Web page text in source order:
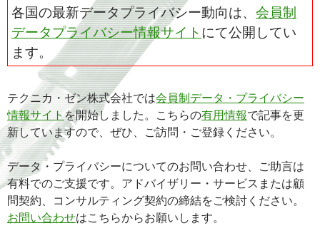
プ
各国の最新データプライバシー動向は、 会員制
データプライバシー情報サイト にて公開してい
ます。
テクニカ・ゼン株式会社では会員制データ・プライバシー
情報サイト を開始しました。こちらの有用情報で記事を更
新していますので、ぜひ、ご訪問・ご登録ください。
データ・プライバシーについてのお問い合わせ、ご助言は
有料でのご支援です。アドバイザリー・サービスまたは顧
問契約、コンサルティング契約の締結をご検討ください。
お問い合わせはこちらからお願いします。